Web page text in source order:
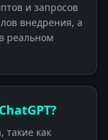
и запросов
внедрения, а
реальном
такие как